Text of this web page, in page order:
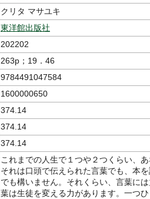
クリタ マサユキ
東洋館出版社
202202
263p；19．46
9784491047584
1600000650
374.14
374.14
374.14
これまでの人生で１つや２つくらい、
それは口頭で伝えられた言葉でも、本
でも構いません。それくらい、言葉に
葉は生徒を変える力があります。一つ